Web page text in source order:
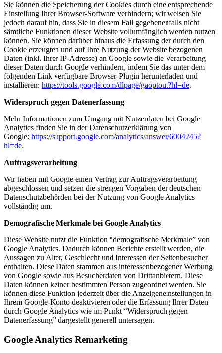
Sie können die Speicherung der Cookies durch eine entsprechende
Einstellung Ihrer Browser-Software verhindern; wir weisen Sie
jedoch darauf hin, dass Sie in diesem Fall gegebenenfalls nicht
sämtliche Funktionen dieser Website vollumfänglich werden nutzen
können. Sie können darüber hinaus die Erfassung der durch den
Cookie erzeugten und auf Ihre Nutzung der Website bezogenen
Daten (inkl. Ihrer IP-Adresse) an Google sowie die Verarbeitung
dieser Daten durch Google verhindern, indem Sie das unter dem
folgenden Link verfügbare Browser-Plugin herunterladen und
installieren: https://tools.google.com/dlpage/gaoptout?hl=de.
Widerspruch gegen Datenerfassung
Mehr Informationen zum Umgang mit Nutzerdaten bei Google
Analytics finden Sie in der Datenschutzerklärung von
Google: https://support.google.com/analytics/answer/6004245?
hl=de.
Auftragsverarbeitung
Wir haben mit Google einen Vertrag zur Auftragsverarbeitung
abgeschlossen und setzen die strengen Vorgaben der deutschen
Datenschutzbehörden bei der Nutzung von Google Analytics
vollständig um.
Demografische Merkmale bei Google Analytics
Diese Website nutzt die Funktion “demografische Merkmale” von
Google Analytics. Dadurch können Berichte erstellt werden, die
Aussagen zu Alter, Geschlecht und Interessen der Seitenbesucher
enthalten. Diese Daten stammen aus interessenbezogener Werbung
von Google sowie aus Besucherdaten von Drittanbietern. Diese
Daten können keiner bestimmten Person zugeordnet werden. Sie
können diese Funktion jederzeit über die Anzeigeneinstellungen in
Ihrem Google-Konto deaktivieren oder die Erfassung Ihrer Daten
durch Google Analytics wie im Punkt “Widerspruch gegen
Datenerfassung” dargestellt generell untersagen.
Google Analytics Remarketing